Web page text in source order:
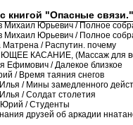
книгой "Опасные
Михаил Юрьевич / Полное
Михаил Юрьевич / Полное
Матрена / Распутин. почему
КАСАНИЕ, (Массаж для
Ефимович / Далекое близкое
/ Время таяния снегов
/ Мины замедленного
/ Солдат столетия
/ Студенты
друзей об аркадии